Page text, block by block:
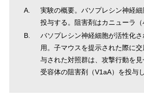
A.
実験の概要。バソプレシン神経
投与する。阻害剤はカニューラ（
B.
バソプレシン神経細胞が活性化
用。子マウスを提示された際に
与された対照群は、攻撃行動を
受容体の阻害剤（V1aA）を投与